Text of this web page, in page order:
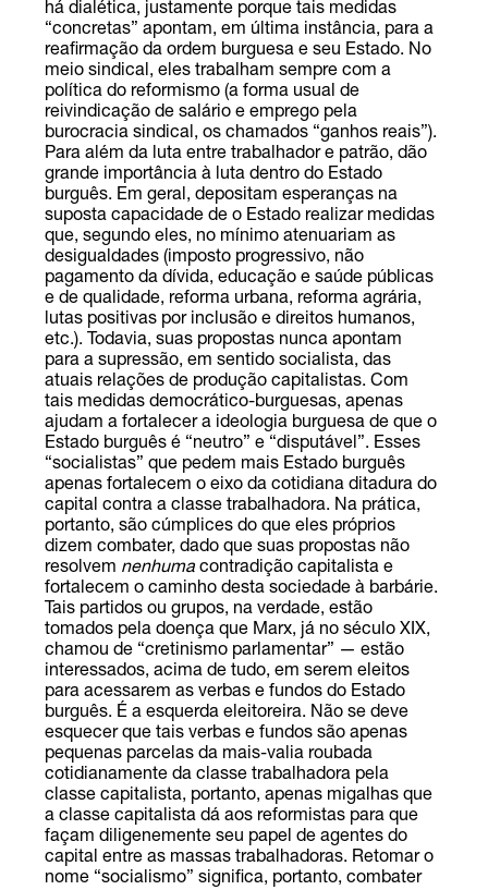
há dialética, justamente porque tais medidas
“concretas” apontam, em última instância, para a
reafirmação da ordem burguesa e seu Estado. No
meio sindical, eles trabalham sempre com a
política do reformismo (a forma usual de
reivindicação de salário e emprego pela
burocracia sindical, os chamados “ganhos reais”).
Para além da luta entre trabalhador e patrão, dão
grande importância à luta dentro do Estado
burguês. Em geral, depositam esperanças na
suposta capacidade de o Estado realizar medidas
que, segundo eles, no mínimo atenuariam as
desigualdades (imposto progressivo, não
pagamento da dívida, educação e saúde públicas
e de qualidade, reforma urbana, reforma agrária,
lutas positivas por inclusão e direitos humanos,
etc.). Todavia, suas propostas nunca apontam
para a supressão, em sentido socialista, das
atuais relações de produção capitalistas. Com
tais medidas democrático-burguesas, apenas
ajudam a fortalecer a ideologia burguesa de que o
Estado burguês é “neutro” e “disputável”. Esses
“socialistas” que pedem mais Estado burguês
apenas fortalecem o eixo da cotidiana ditadura do
capital contra a classe trabalhadora. Na prática,
portanto, são cúmplices do que eles próprios
dizem combater, dado que suas propostas não
resolvem nenhumacontradição capitalista e
fortalecem o caminho desta sociedade à barbárie.
Tais partidos ou grupos, na verdade, estão
tomados pela doença que Marx, já no século XIX,
chamou de “cretinismo parlamentar” — estão
interessados, acima de tudo, em serem eleitos
para acessarem as verbas e fundos do Estado
burguês. É a esquerda eleitoreira. Não se deve
esquecer que tais verbas e fundos são apenas
pequenas parcelas da mais-valia roubada
cotidianamente da classe trabalhadora pela
classe capitalista, portanto, apenas migalhas que
a classe capitalista dá aos reformistas para que
façam diligenemente seu papel de agentes do
capital entre as massas trabalhadoras. Retomar o
nome “socialismo” significa, portanto, combater